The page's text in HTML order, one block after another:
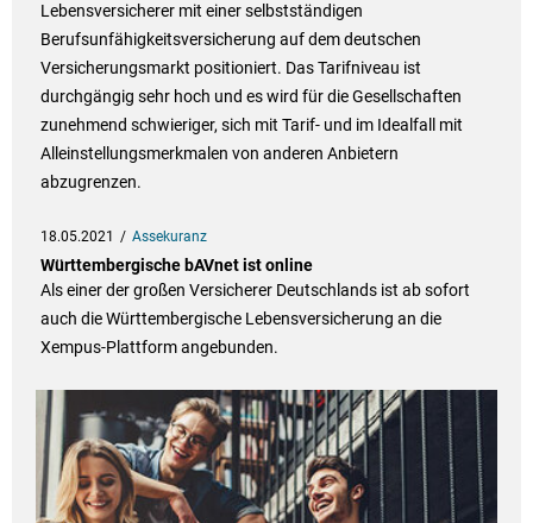
Lebensversicherer mit einer selbstständigen
Berufsunfähigkeitsversicherung auf dem deutschen
Versicherungsmarkt positioniert. Das Tarifniveau ist
durchgängig sehr hoch und es wird für die Gesellschaften
zunehmend schwieriger, sich mit Tarif- und im Idealfall mit
Alleinstellungsmerkmalen von anderen Anbietern
abzugrenzen.
18.05.2021 Assekuranz
Württembergische bAVnet ist online
Als einer der großen Versicherer Deutschlands ist ab sofort
auch die Württembergische Lebensversicherung an die
Xempus-Plattform angebunden.